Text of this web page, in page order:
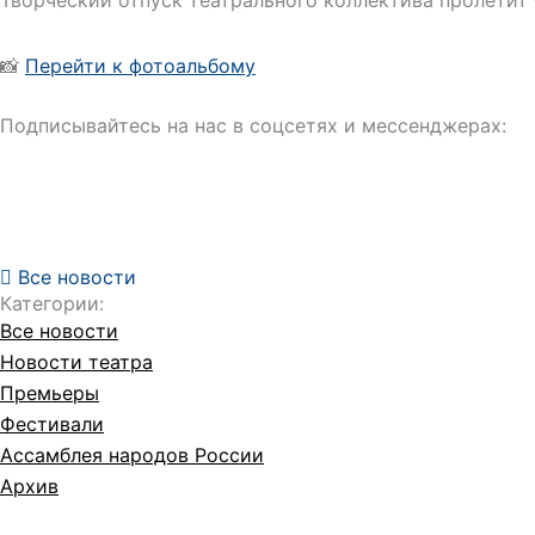
📸 Перейти к фотоальбому
Подписывайтесь на нас в соцсетях и мессенджерах:
Все новости
Категории:
Все новости
Новости театра
Премьеры
Фестивали
Ассамблея народов России
Архив